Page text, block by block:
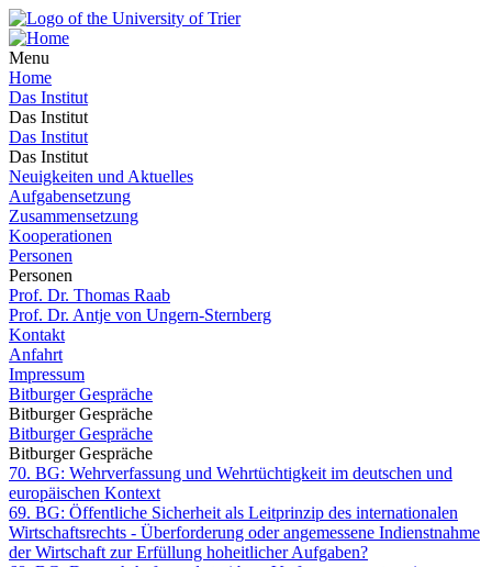
Menu
Home
Das Institut
Das Institut
Das Institut
Das Institut
Neuigkeiten und Aktuelles
Aufgabensetzung
Zusammensetzung
Kooperationen
Personen
Personen
Prof. Dr. Thomas Raab
Prof. Dr. Antje von Ungern-Sternberg
Kontakt
Anfahrt
Impressum
Bitburger Gespräche
Bitburger Gespräche
Bitburger Gespräche
Bitburger Gespräche
70. BG: Wehrverfassung und Wehrtüchtigkeit im deutschen und
europäischen Kontext
69. BG: Öffentliche Sicherheit als Leitprinzip des internationalen
Wirtschaftsrechts - Überforderung oder angemessene Indienstnahme
der Wirtschaft zur Erfüllung hoheitlicher Aufgaben?